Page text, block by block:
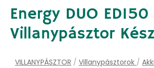
Energy DUO ED150
Villanypásztor
VILLANYPÁSZTOR / Villanypásztorok /